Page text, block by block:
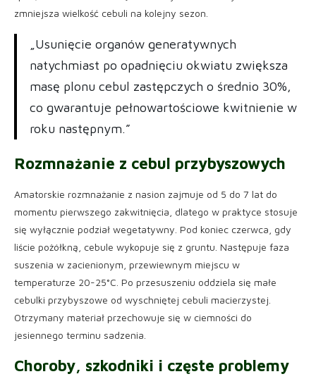
zmniejsza wielkość cebuli na kolejny sezon.
„Usunięcie organów generatywnych
natychmiast po opadnięciu okwiatu zwiększa
masę plonu cebul zastępczych o średnio 30%,
co gwarantuje pełnowartościowe kwitnienie w
roku następnym.”
Rozmnażanie z cebul przybyszowych
Amatorskie rozmnażanie z nasion zajmuje od 5 do 7 lat do
momentu pierwszego zakwitnięcia, dlatego w praktyce stosuje
się wyłącznie podział wegetatywny. Pod koniec czerwca, gdy
liście pożółkną, cebule wykopuje się z gruntu. Następuje faza
suszenia w zacienionym, przewiewnym miejscu w
temperaturze 20-25°C. Po przesuszeniu oddziela się małe
cebulki przybyszowe od wyschniętej cebuli macierzystej.
Otrzymany materiał przechowuje się w ciemności do
jesiennego terminu sadzenia.
Choroby, szkodniki i częste problemy